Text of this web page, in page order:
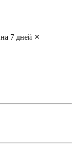
на 7 дней